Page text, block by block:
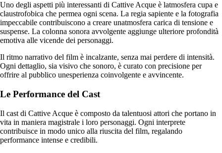
Uno degli aspetti più interessanti di Cattive Acque è latmosfera cupa e
claustrofobica che permea ogni scena. La regia sapiente e la fotografia
impeccabile contribuiscono a creare unatmosfera carica di tensione e
suspense. La colonna sonora avvolgente aggiunge ulteriore profondità
emotiva alle vicende dei personaggi.
Il ritmo narrativo del film è incalzante, senza mai perdere di intensità.
Ogni dettaglio, sia visivo che sonoro, è curato con precisione per
offrire al pubblico unesperienza coinvolgente e avvincente.
Le Performance del Cast
Il cast di Cattive Acque è composto da talentuosi attori che portano in
vita in maniera magistrale i loro personaggi. Ogni interprete
contribuisce in modo unico alla riuscita del film, regalando
performance intense e credibili.